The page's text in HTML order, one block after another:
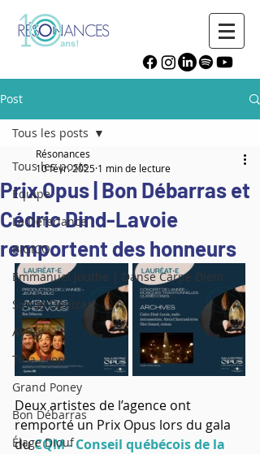
Post
Tous les posts
Équipe
La Déferlance
BIGICO
Emmanuel Jouthe | Danse Carpe Diem
Simon Denizart
AySay
Tina Leon
Grand Poney
Bon Débarras
Élage Diouf
Tous les posts
Prix Opus | Bon Débarras et
Cédric Dind-Lavoie
remportent des honneurs
Résonances
10 févr. 2025 1 min de lecture
Deux artistes de l’agence ont
remporté un Prix Opus lors du gala
du CQM - Conseil québécois de la